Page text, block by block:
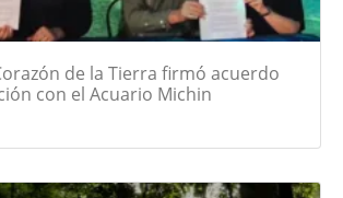
de la Tierra firmó acuerdo
con el Acuario Michin